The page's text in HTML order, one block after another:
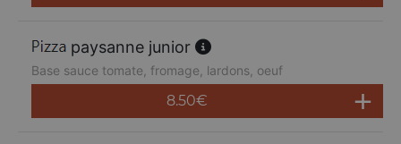
paysanne junior
Base sauce tomate, fromage, lardons, oeuf
8.50€